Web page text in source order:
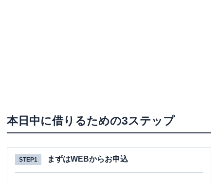
本日中に借りるための3ステップ
STEP1 まずはWEBからお申込